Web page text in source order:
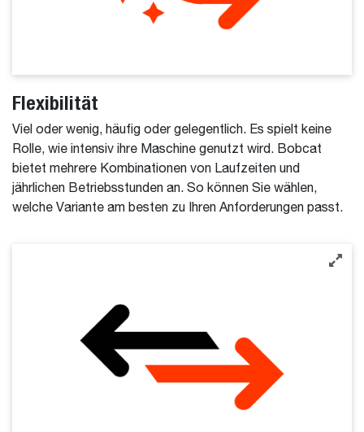
Flexibilität
Viel oder wenig, häufig oder gelegentlich. Es spielt keine
Rolle, wie intensiv ihre Maschine genutzt wird. Bobcat
bietet mehrere Kombinationen von Laufzeiten und
jährlichen Betriebsstunden an. So können Sie wählen,
welche Variante am besten zu Ihren Anforderungen passt.